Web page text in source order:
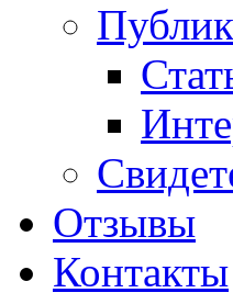
Отзывы
Контакты